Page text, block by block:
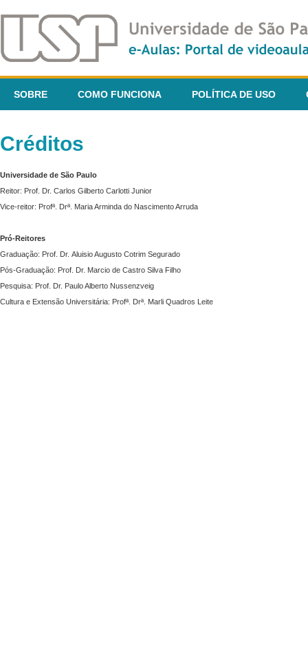
SOBRE COMO FUNCIONA POLÍTICA DE USO
Créditos
Universidade de São Paulo
Reitor: Prof. Dr. Carlos Gilberto Carlotti Junior
Vice-reitor: Profª. Drª. Maria Arminda do Nascimento Arruda
Pró-Reitores
Graduação: Prof. Dr. Aluisio Augusto Cotrim Segurado
Pós-Graduação: Prof. Dr. Marcio de Castro Silva Filho
Pesquisa: Prof. Dr. Paulo Alberto Nussenzveig
Cultura e Extensão Universitária: Profª. Drª. Marli Quadros Leite